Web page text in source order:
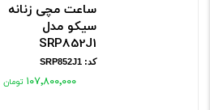
ساعت مچی زنانه
سیکو مدل
SRP852J1
کد: SRP852J1
۱۰۷٬۸۰۰٬۰۰۰